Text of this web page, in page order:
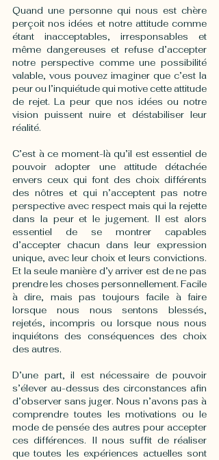
Quand une personne qui nous est chère
perçoit nos idées et notre attitude comme
étant inacceptables, irresponsables et
même dangereuses et refuse d’accepter
notre perspective comme une possibilité
valable, vous pouvez imaginer que c’est la
peur ou l’inquiétude qui motive cette attitude
de rejet. La peur que nos idées ou notre
vision puissent nuire et déstabiliser leur
réalité.
C’est à ce moment-là qu’il est essentiel de
pouvoir adopter une attitude détachée
envers ceux qui font des choix différents
des nôtres et qui n’acceptent pas notre
perspective avec respect mais qui la rejette
dans la peur et le jugement. Il est alors
essentiel de se montrer capables
d’accepter chacun dans leur expression
unique, avec leur choix et leurs convictions.
Et la seule manière d’y arriver est de ne pas
prendre les choses personnellement. Facile
à dire, mais pas toujours facile à faire
lorsque nous nous sentons blessés,
rejetés, incompris ou lorsque nous nous
inquiétons des conséquences des choix
des autres.
D’une part, il est nécessaire de pouvoir
s’élever au-dessus des circonstances afin
d’observer sans juger. Nous n’avons pas à
comprendre toutes les motivations ou le
mode de pensée des autres pour accepter
ces différences. Il nous suffit de réaliser
que toutes les expériences actuelles sont